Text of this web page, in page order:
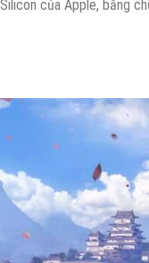
của Apple, bằng